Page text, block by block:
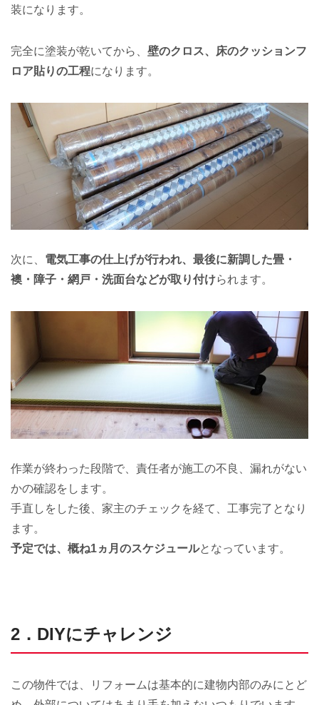
装になります。
完全に塗装が乾いてから、 壁のクロス、床のクッションフ
ロア貼りの工程になります。
次に、 電気工事の仕上げが行われ、最後に新調した畳・
襖・障子・網戸・洗面台などが取り付けられます。
作業が終わった段階で、責任者が施工の不良、漏れがない
かの確認をします。
手直しをした後、家主のチェックを経て、工事完了となり
ます。
予定では、概ね1ヵ月のスケジュールとなっています。
2．DIYにチャレンジ
この物件では、リフォームは基本的に建物内部のみにとど